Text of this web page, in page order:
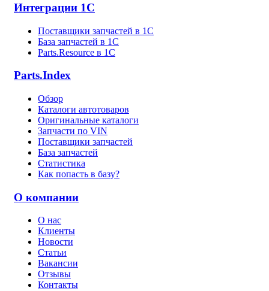
Интеграции 1С
Поставщики запчастей в 1C
База запчастей в 1С
Parts.Resource в 1C
Parts.Index
Обзор
Каталоги автотоваров
Оригинальные каталоги
Запчасти по VIN
Поставщики запчастей
База запчастей
Статистика
Как попасть в базу?
О компании
О нас
Клиенты
Новости
Статьи
Вакансии
Отзывы
Контакты